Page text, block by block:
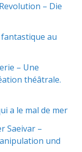
– Die
au
– Une
théâtrale.
a le mal de mer
Saeivar​​ –
und